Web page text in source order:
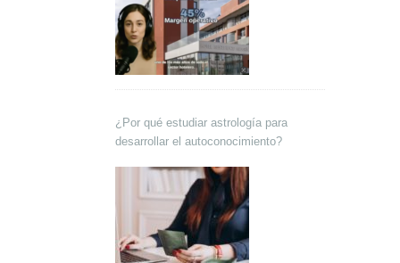
¿Por qué estudiar astrología para
desarrollar el autoconocimiento?